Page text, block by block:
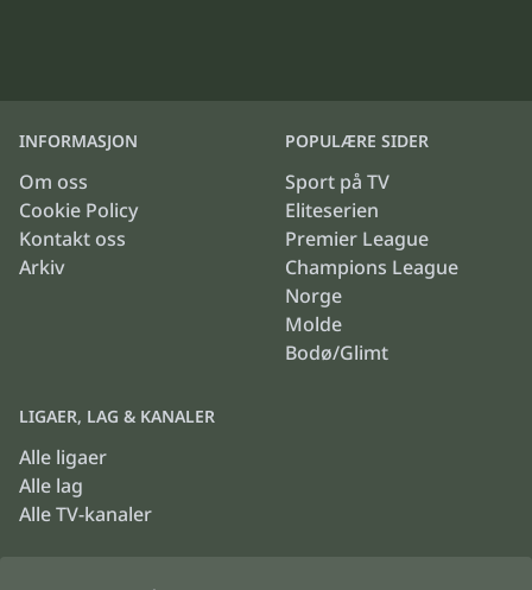
INFORMASJON
Om oss
Cookie Policy
Kontakt oss
Arkiv
POPULÆRE SIDER
Sport på TV
Eliteserien
Premier League
Champions League
Norge
Molde
Bodø/Glimt
LIGAER, LAG & KANALER
Alle ligaer
Alle lag
Alle TV-kanaler